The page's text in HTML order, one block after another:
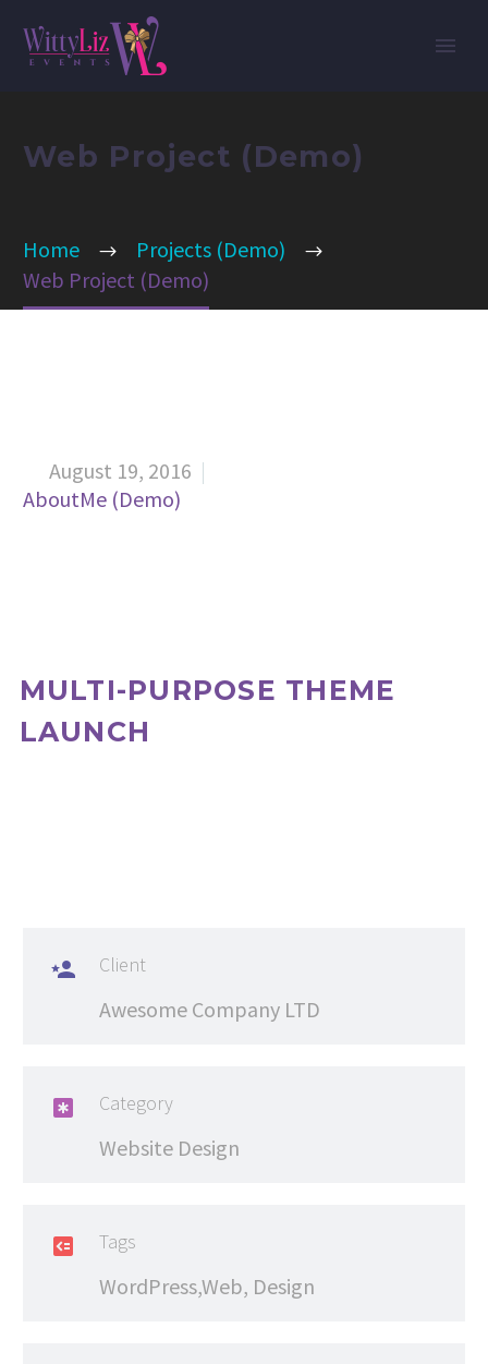
Web Project (Demo)
Home
Projects (Demo)
Web Project (Demo)
August 19, 2016
AboutMe (Demo)
MULTI-PURPOSE THEME
LAUNCH
 Client
Awesome Company LTD
 Category
Website Design
 Tags
WordPress,Web, Design